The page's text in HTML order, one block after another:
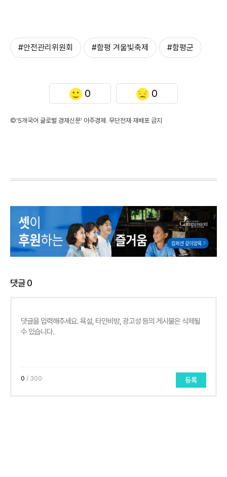
#안전관리위원회 #함평 겨울빛축제 #함평군
0 0
©'5개국어 글로벌 경제신문' 아주경제. 무단전재·재배포 금지
댓글0
0 / 300 등록